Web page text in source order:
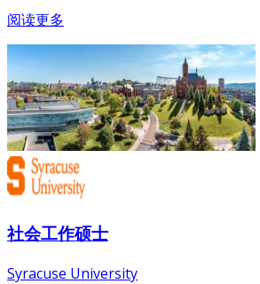
阅读更多
社会工作硕士
Syracuse University